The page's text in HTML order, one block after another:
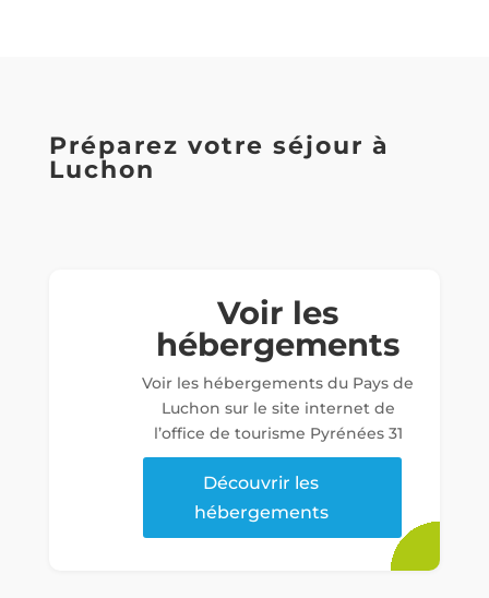
Préparez votre séjour à
Luchon
Voir les
hébergements
Voir les hébergements du Pays de
Luchon sur le site internet de
l’office de tourisme Pyrénées 31
Découvrir les
hébergements